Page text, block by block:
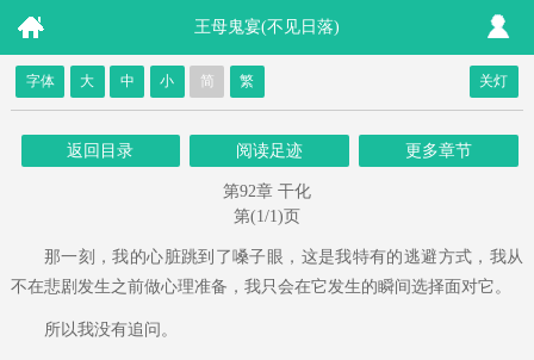
王母鬼宴(不见日落)
字体 大 中 小 简 繁 关灯
返回目录 阅读足迹 更多章节
第92章 干化
第(1/1)页
那一刻，我的心脏跳到了嗓子眼，这是我特有的逃避方式，我从
不在悲剧发生之前做心理准备，我只会在它发生的瞬间选择面对它。
所以我没有追问。